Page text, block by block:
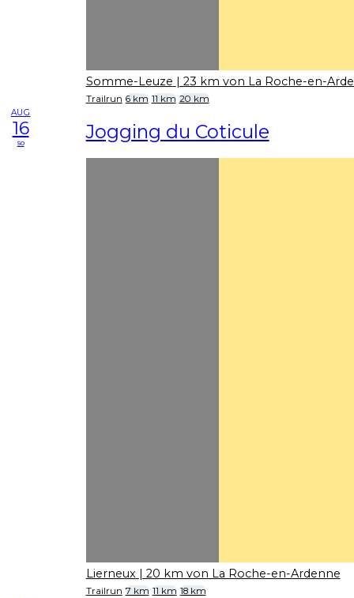
Somme-Leuze | 23 km von La Roche-en-
Trailrun 6 km 11 km 20 km
AUG
16
so Jogging du Coticule
Lierneux | 20 km von La Roche-en-Ardenne
Trailrun 7 km 11 km 18 km